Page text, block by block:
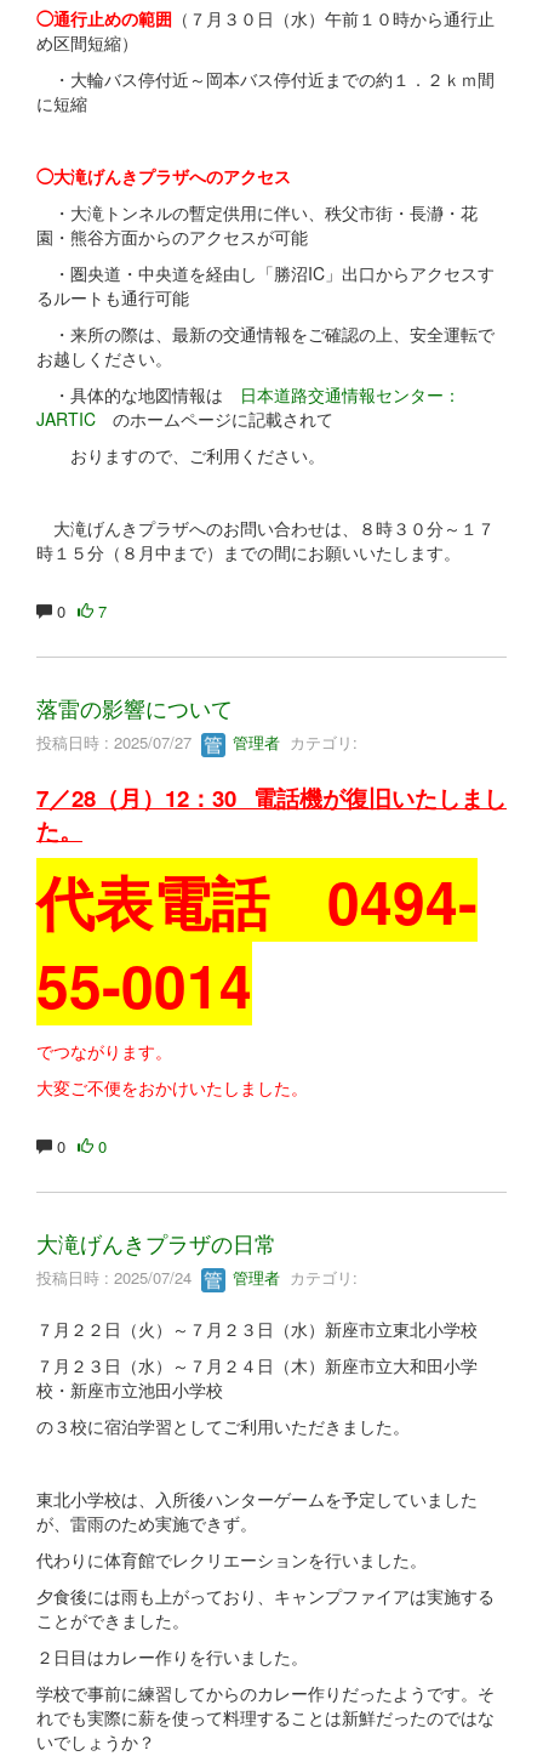
◯通行止めの範囲 （７月３０日（水）午前１０時から通行止
め区間短縮）
・大輪バス停付近～岡本バス停付近までの約１．２ｋｍ間
に短縮
◯大滝げんきプラザへのアクセス
・大滝トンネルの暫定供用に伴い、秩父市街・長瀞・花
園・熊谷方面からのアクセスが可能
・圏央道・中央道を経由し「勝沼IC」出口からアクセスす
るルートも通行可能
・来所の際は、最新の交通情報をご確認の上、安全運転で
お越しください。
・具体的な地図情報は 日本道路交通情報センター：
JARTIC のホームページに記載されて
おりますので、ご利用ください。
大滝げんきプラザへのお問い合わせは、８時３０分～１７
時１５分（８月中まで）までの間にお願いいたします。
0 7
落雷の影響について
投稿日時 : 2025/07/27 管理者 カテゴリ:
7／28（月）12：30 電話機が復旧いたしまし
た。
代表電話 0494-
55-0014
でつながります。
大変ご不便をおかけいたしました。
0 0
大滝げんきプラザの日常
投稿日時 : 2025/07/24 管理者 カテゴリ:
７月２２日（火）～７月２３日（水）新座市立東北小学校
７月２３日（水）～７月２４日（木）新座市立大和田小学
校・新座市立池田小学校
の３校に宿泊学習としてご利用いただきました。
東北小学校は、入所後ハンターゲームを予定していました
が、雷雨のため実施できず。
代わりに体育館でレクリエーションを行いました。
夕食後には雨も上がっており、キャンプファイアは実施する
ことができました。
２日目はカレー作りを行いました。
学校で事前に練習してからのカレー作りだったようです。そ
れでも実際に薪を使って料理することは新鮮だったのではな
いでしょうか？